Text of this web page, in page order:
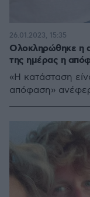
Ολοκληρώθηκε η
της ημέρας η
«Η κατάσταση
απόφαση»
26.01.2023, 15:35